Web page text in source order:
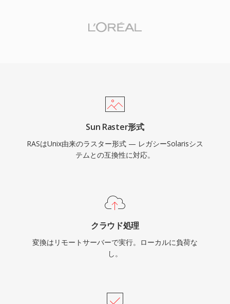
Sun Raster形式
RASはUnix由来のラスター形式 — レガシーSolarisシス
テムとの互換性に対応。
クラウド処理
変換はリモートサーバーで実行。ローカルに負荷な
し。